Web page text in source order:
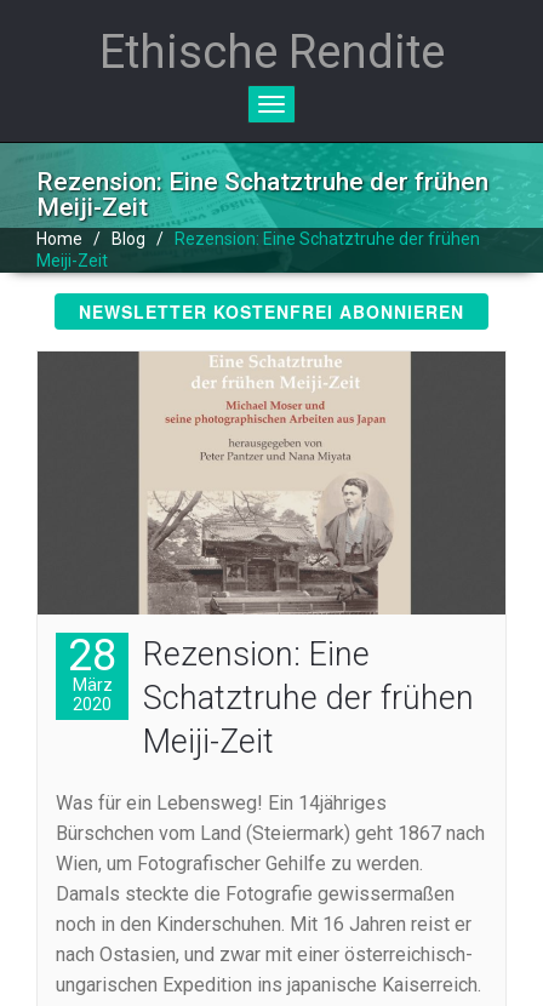
Ethische Rendite
Toggle
Rezension: Eine Schatztruhe der frühen
Meiji-Zeit
Home / Blog /
Rezension: Eine Schatztruhe der frühen
Meiji-Zeit
NEWSLETTER KOSTENFREI ABONNIEREN
28
März
2020
Rezension: Eine
Schatztruhe der frühen
Meiji-Zeit
Was für ein Lebensweg! Ein 14jähriges
Bürschchen vom Land (Steiermark) geht 1867 nach
Wien, um Fotografischer Gehilfe zu werden.
Damals steckte die Fotografie gewissermaßen
noch in den Kinderschuhen. Mit 16 Jahren reist er
nach Ostasien, und zwar mit einer österreichisch-
ungarischen Expedition ins japanische Kaiserreich.